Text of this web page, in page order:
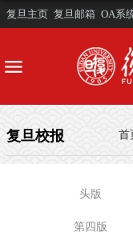
复旦主页 复旦邮箱 OA系
首
复旦校报
头版
第四版